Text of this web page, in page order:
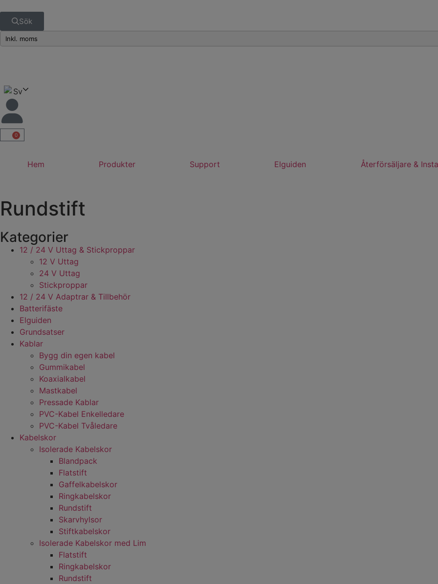
Sök
Sv
0
Hem Produkter Support Elguiden Återförsäljare &
Rundstift
Kategorier
12 / 24 V Uttag & Stickproppar
12 V Uttag
24 V Uttag
Stickproppar
12 / 24 V Adaptrar & Tillbehör
Batterifäste
Elguiden
Grundsatser
Kablar
Bygg din egen kabel
Gummikabel
Koaxialkabel
Mastkabel
Pressade Kablar
PVC-Kabel Enkelledare
PVC-Kabel Tvåledare
Kabelskor
Isolerade Kabelskor
Blandpack
Flatstift
Gaffelkabelskor
Ringkabelskor
Rundstift
Skarvhylsor
Stiftkabelskor
Isolerade Kabelskor med Lim
Flatstift
Ringkabelskor
Rundstift